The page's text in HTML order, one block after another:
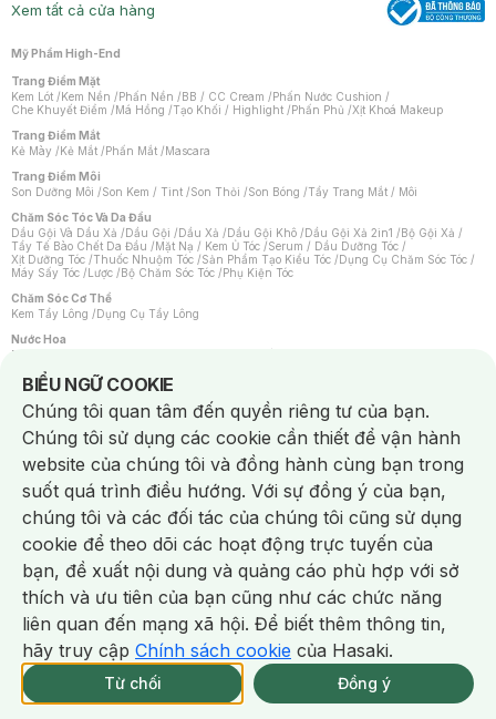
NowFree 2H Giao Nhanh Miễn Phí 2H Xem chi tiết
13/339 CN CÒN SP Mua online
NowFree 2H trễ tặng 100k
Xem tất cả cửa hàng
Mỹ Phẩm High-End
Trang Điểm Mặt
Kem Lót /Kem Nền /Phấn Nền /BB / CC Cream /Phấn Nước Cushion /
Che Khuyết Điểm /Má Hồng /Tạo Khối / Highlight /Phấn Phủ /Xịt Khoá Makeup
Trang Điểm Mắt
Kẻ Mày /Kẻ Mắt /Phấn Mắt /Mascara
Trang Điểm Môi
Son Dưỡng Môi /Son Kem / Tint /Son Thỏi /Son Bóng /Tẩy Trang Mắt / Môi
Chăm Sóc Tóc Và Da Đầu
Dầu Gội Và Dầu Xả /Dầu Gội /Dầu Xả /Dầu Gội Khô /Dầu Gội Xả 2in1 /Bộ Gội Xả /
Tẩy Tế Bào Chết Da Đầu /Mặt Nạ / Kem Ủ Tóc /Serum / Dầu Dưỡng Tóc /
Xịt Dưỡng Tóc /Thuốc Nhuộm Tóc /Sản Phẩm Tạo Kiểu Tóc /Dụng Cụ Chăm Sóc Tóc /
Máy Sấy Tóc /Lược /Bộ Chăm Sóc Tóc /Phụ Kiện Tóc
Chăm Sóc Cơ Thể
Kem Tẩy Lông /Dụng Cụ Tẩy Lông
Nước Hoa
Nước Hoa Nữ
Chăm Sóc Cá Nhân
Chống Muỗi /Khẩu Trang /Máy Massage/Mặt Nạ Xông Hơi /Nước Rửa Tay/
Sản Phẩm Chăm Sóc Khác /Bàn Chải Đánh Răng /Bàn Chải Điện/
Hỗ Trợ Trắng Răng/Kem Đánh Răng /Máy Tăm Nước/ Nước Súc Miệng/
Tăm / Chỉ Nha Khoa/ Xịt Thơm Miệng / Dung Dịch Vệ Sinh/Dưỡng Vùng Kín/
Khăn Ướt Vệ Sinh Vùng Kín/Băng Vệ Sinh/Tampon/Bọt Cạo Râu /Dao Cạo Râu/
Máy Cạo Râu
Vấn Đề Về Da
Da Dầu / Lỗ Chân Lông To/ Da Khô / Mất Nước/ Da Lão Hóa/ Da Mụn/
Da Nhạy Cảm / Kích Ứng
Da Xỉn Màu Thâm / Nám / Tàn Nhang
Quầng Thâm & Bọng Mắt /Sẹo /Viêm Da Cơ Địa
Dụng Cụ / Phụ Kiện Chăm Sóc Da
Bông Tẩy Trang
Khăn Lau Mặt Khô Dụng Cụ / Máy Rửa Mặt Máy Chăm Sóc Da
Dụng Cụ Chăm Sóc Khác
BIỂU NGỮ COOKIE
Notice about cookies usage
Chúng tôi quan tâm đến quyền riêng tư của bạn.
Chúng tôi sử dụng các cookie cần thiết để vận hành
website của chúng tôi và đồng hành cùng bạn trong
suốt quá trình điều hướng. Với sự đồng ý của bạn,
chúng tôi và các đối tác của chúng tôi cũng sử dụng
cookie để theo dõi các hoạt động trực tuyến của
bạn, đề xuất nội dung và quảng cáo phù hợp với sở
thích và ưu tiên của bạn cũng như các chức năng
liên quan đến mạng xã hội. Để biết thêm thông tin,
hãy truy cập Chính sách cookie của Hasaki.
Từ chối Đồng ý